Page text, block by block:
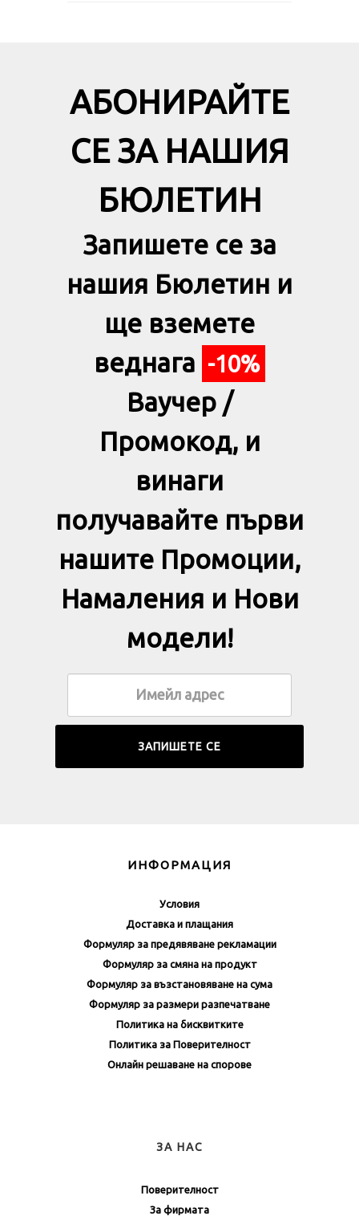
АБОНИРАЙТЕ
СЕ ЗА НАШИЯ
БЮЛЕТИН
Запишете се за
нашия Бюлетин и
ще вземете
веднага -10%
Ваучер /
Промокод, и
винаги
получавайте първи
нашите Промоции,
Намаления и Нови
модели!
ИНФОРМАЦИЯ
Условия
Доставка и плащания
Формуляр за предявяване рекламации
Формуляр за смяна на продукт
Формуляр за възстановяване на сума
Формуляр за размери разпечатване
Политика на бисквитките
Политика за Поверителност
Онлайн решаване на спорове
ЗА НАС
Поверителност
За фирмата